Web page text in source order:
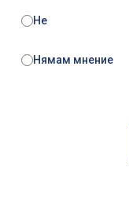
Не
Нямам мнение